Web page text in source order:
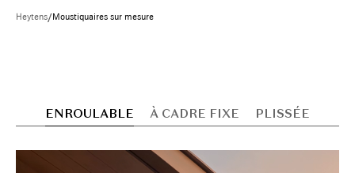
Heytens/Moustiquaires sur mesure
ENROULABLE À CADRE FIXE PLISSÉE